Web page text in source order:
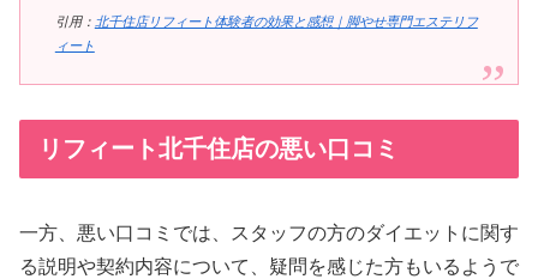
引用： 北千住店リフィート体験者の効果と感想｜脚やせ専門エステリフ
ィート
リフィート北千住店の悪い口コミ
一方、悪い口コミでは、スタッフの方のダイエットに関す
る説明や契約内容について、疑問を感じた方もいるようで